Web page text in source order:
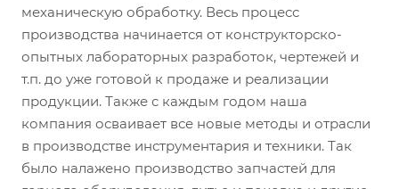
механическую обработку. Весь процесс
производства начинается от конструкторско-
опытных лабораторных разработок, чертежей и
т.п. до уже готовой к продаже и реализации
продукции. Также с каждым годом наша
компания осваивает все новые методы и отрасли
в производстве инструментария и техники. Так
было налажено производство запчастей для